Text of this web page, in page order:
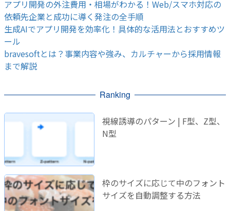
アプリ開発の外注費用・相場がわかる！Web/スマホ対応の
依頼先企業と成功に導く発注の全手順
生成AIでアプリ開発を効率化！具体的な活用法とおすすめツ
ール
bravesoftとは？事業内容や強み、カルチャーから採用情報
まで解説
Ranking
視線誘導のパターン | F型、Z型、
N型
枠のサイズに応じて中のフォント
サイズを自動調整する方法